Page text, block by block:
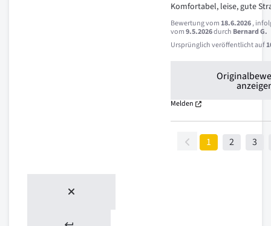
Komfortabel, leise, gute
Bewertung vom18.6.2026,
vom9.5.2026durch Bernard G.
Ursprünglich veröffentlicht auf
Melden
1 2 3